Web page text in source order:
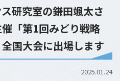
研究室の鎌田颯太さ
「第1回みどり戦略
国大会に出場します
2025.01.24